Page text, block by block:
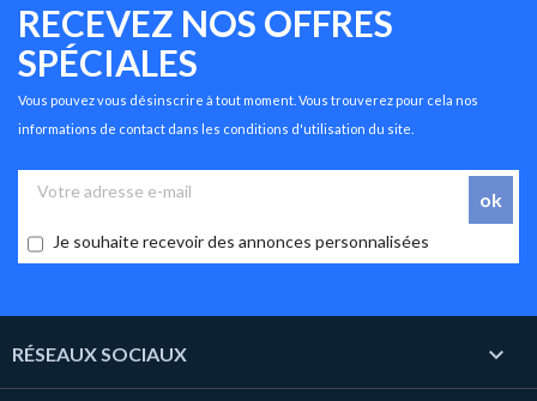
RECEVEZ NOS OFFRES
SPÉCIALES
Vous pouvez vous désinscrire à tout moment. Vous trouverez pour cela nos
informations de contact dans les conditions d'utilisation du site.
Je souhaite recevoir des annonces personnalisées
RÉSEAUX SOCIAUX 